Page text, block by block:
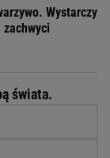
Wystarczy
świata.